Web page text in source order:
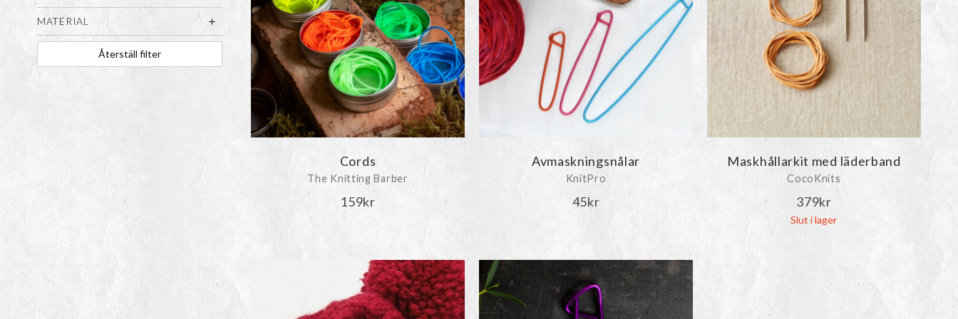
MATERIAL
Återställ filter
Cords
The Knitting Barber
159kr
kan
väljas
på
produktsidan
Avmaskningsnålar
KnitPro
45kr
Maskhållarkit med läderband
CocoKnits
379kr
Slut i lager